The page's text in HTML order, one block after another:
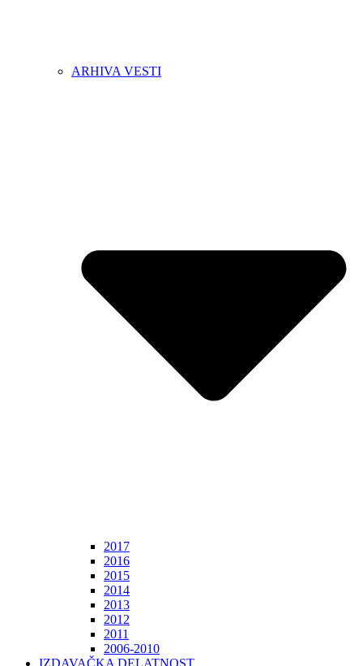
ARHIVA VESTI
2017
2016
2015
2014
2013
2012
2011
2006-2010
IZDAVAČKA DELATNOST